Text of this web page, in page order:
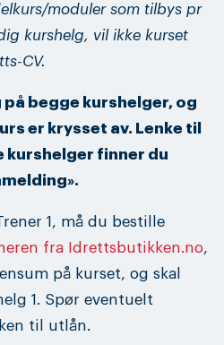
moduler som tilbys pr
kurshelg, vil ikke kurset
CV.
på begge kurshelger, og
er krysset av. Lenke til
kurshelger finner du
1, må du bestille
fra Idrettsbutikken.no,
på kurset, og skal
1. Spør eventuelt
til utlån.